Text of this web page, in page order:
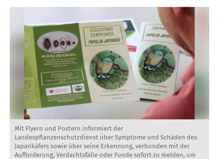
Mit Flyern und Postern informiert der
Landespflanzenschutzdienst über Symptome und Schäden des
Japankäfers sowie über seine Erkennung, verbunden mit der
Aufforderung, Verdachtsfälle oder Funde sofort zu melden, um